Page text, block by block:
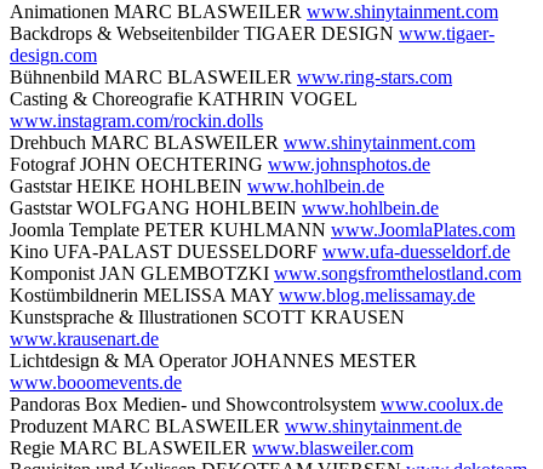
Animationen MARC BLASWEILER www.shinytainment.com
Backdrops & Webseitenbilder TIGAER DESIGN www.tigaer-
design.com
Bühnenbild MARC BLASWEILER www.ring-stars.com
Casting & Choreografie KATHRIN VOGEL
www.instagram.com/rockin.dolls
Drehbuch MARC BLASWEILER www.shinytainment.com
Fotograf JOHN OECHTERING www.johnsphotos.de
Gaststar HEIKE HOHLBEIN www.hohlbein.de
Gaststar WOLFGANG HOHLBEIN www.hohlbein.de
Joomla Template PETER KUHLMANN www.JoomlaPlates.com
Kino UFA-PALAST DUESSELDORF www.ufa-duesseldorf.de
Komponist JAN GLEMBOTZKI www.songsfromthelostland.com
Kostümbildnerin MELISSA MAY www.blog.melissamay.de
Kunstsprache & Illustrationen SCOTT KRAUSEN
www.krausenart.de
Lichtdesign & MA Operator JOHANNES MESTER
www.booomevents.de
Pandoras Box Medien- und Showcontrolsystem www.coolux.de
Produzent MARC BLASWEILER www.shinytainment.de
Regie MARC BLASWEILER www.blasweiler.com